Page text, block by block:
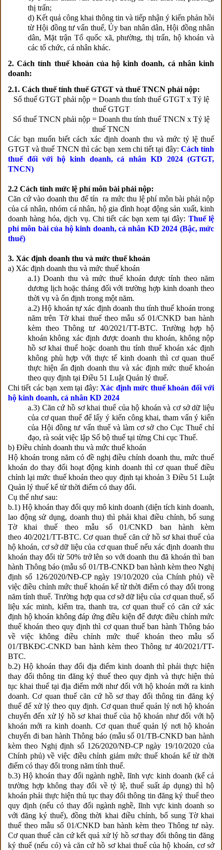
thị trấn;
d) Kết quả công khai thông tin và tiếp nhận ý kiến phản hồi
từ Hội đồng tư vấn thuế, Ủy ban nhân dân, Hội đồng nhân
dân, Mặt trận Tổ quốc xã, phường, thị trấn, hộ khoán và
các tổ chức, cá nhân khác.
2. Cách tính thuế khoán của hộ kinh doanh, cá nhân kinh
doanh:
2.1. Cách thuế tính thuế GTGT và thuế TNCN phải nộp:
Số thuế GTGT phải nộp = Doanh thu tính thuế GTGT x Tỷ lệ
thuế GTGT
Số thuế TNCN phải nộp = Doanh thu tính thuế TNCN x Tỷ lệ
thuế TNCN
Các bạn muốn biết cách xác định doanh thu và mức tỷ lệ thuế
GTGT và thuế TNCN thì các bạn xem chi tiết tại đây: Cách tính
thuế đối với hộ kinh doanh, cá nhân KD 2024 (GTGT,
TNCN)
2.2 Cách tính mức lệ phí môn bài phải nộp:
Căn cứ vào doanh thu để tín ra mức thu lệ phí môn bài phải nộp
của cá nhân, nhóm cá nhân, hộ gia đình hoạt động sản xuất, kinh
doanh hàng hóa, dịch vụ. Chi tiết các bạn xem tại đây: Thuế lệ
phí môn bài của hộ kinh doanh, cá nhân KD 2024 (Bậc, mức
thuế)
3. Xác định doanh thu và mức thuế khoán
a) Xác định doanh thu và mức thuế khoán
a.1) Doanh thu và mức thuế khoán được tính theo năm
dương lịch hoặc tháng đối với trường hợp kinh doanh theo
thời vụ và ổn định trong một năm.
a.2) Hộ khoán tự xác định doanh thu tính thuế khoán trong
năm trên Tờ khai thuế theo mẫu số 01/CNKD ban hành
kèm theo Thông tư 40/2021/TT-BTC. Trường hợp hộ
khoán không xác định được doanh thu khoán, không nộp
hồ sơ khai thuế hoặc doanh thu tính thuế khoán xác định
không phù hợp với thực tế kinh doanh thì cơ quan thuế
thực hiện ấn định doanh thu và xác định mức thuế khoán
theo quy định tại Điều 51 Luật Quản lý thuế.
Chi tiết các bạn xem tại đây:Xác định mức thuế khoán đối với
hộ kinh doanh, cá nhân KD 2024
a.3) Căn cứ hồ sơ khai thuế của hộ khoán và cơ sở dữ liệu
của cơ quan thuế để lấy ý kiến công khai, tham vấn ý kiến
của Hội đồng tư vấn thuế và làm cơ sở cho Cục Thuế chỉ
đạo, rà soát việc lập Sổ bộ thuế tại từng Chi cục Thuế.
b) Điều chỉnh doanh thu và mức thuế khoán
Hộ khoán trong năm có đề nghị điều chỉnh doanh thu, mức thuế
khoán do thay đổi hoạt động kinh doanh thì cơ quan thuế điều
chỉnh lại mức thuế khoán theo quy định tại khoản 3 Điều 51 Luật
Quản lý thuế kể từ thời điểm có thay đổi.
Cụ thể như sau:
b.1) Hộ khoán thay đổi quy mô kinh doanh (diện tích kinh doanh,
lao động sử dụng, doanh thu) thì phải khai điều chỉnh, bổ sung
Tờ khai thuế theo mẫu số 01/CNKD ban hành kèm
theo 40/2021/TT-BTC. Cơ quan thuế căn cứ hồ sơ khai thuế của
hộ khoán, cơ sở dữ liệu của cơ quan thuế nếu xác định doanh thu
khoán thay đổi từ 50% trở lên so với doanh thu đã khoán thì ban
hành Thông báo (mẫu số 01/TB-CNKD ban hành kèm theo Nghị
định số 126/2020/NĐ-CP ngày 19/10/2020 của Chính phủ) về
việc điều chỉnh mức thuế khoán kể từ thời điểm có thay đổi trong
năm tính thuế. Trường hợp qua cơ sở dữ liệu của cơ quan thuế, số
liệu xác minh, kiểm tra, thanh tra, cơ quan thuế có căn cứ xác
định hộ khoán không đáp ứng điều kiện để được điều chỉnh mức
thuế khoán theo quy định thì cơ quan thuế ban hành Thông báo
về việc không điều chỉnh mức thuế khoán theo mẫu số
01/TBKĐC-CNKD ban hành kèm theo Thông tư 40/2021/TT-
BTC.
b.2) Hộ khoán thay đổi địa điểm kinh doanh thì phải thực hiện
thay đổi thông tin đăng ký thuế theo quy định và thực hiện thủ
tục khai thuế tại địa điểm mới như đối với hộ khoán mới ra kinh
doanh. Cơ quan thuế căn cứ hồ sơ thay đổi thông tin đăng ký
thuế để xử lý theo quy định. Cơ quan thuế quản lý nơi hộ khoán
chuyển đến xử lý hồ sơ khai thuế của hộ khoán như đối với hộ
khoán mới ra kinh doanh. Cơ quan thuế quản lý nơi hộ khoán
chuyển đi ban hành Thông báo (mẫu số 01/TB-CNKD ban hành
kèm theo Nghị định số 126/2020/NĐ-CP ngày 19/10/2020 của
Chính phủ) về việc điều chỉnh giảm mức thuế khoán kể từ thời
điểm có thay đổi trong năm tính thuế.
b.3) Hộ khoán thay đổi ngành nghề, lĩnh vực kinh doanh (kể cả
trường hợp không thay đổi về tỷ lệ, thuế suất áp dụng) thì hộ
khoán phải thực hiện thủ tục thay đổi thông tin đăng ký thuế theo
quy định (nếu có thay đổi ngành nghề, lĩnh vực kinh doanh so
với đăng ký thuế), đồng thời khai điều chỉnh, bổ sung Tờ khai
thuế theo mẫu số 01/CNKD ban hành kèm theo Thông tư này.
Cơ quan thuế căn cứ kết quả xử lý hồ sơ thay đổi thông tin đăng
ký thuế (nếu có) và căn cứ hồ sơ khai thuế của hộ khoán, cơ sở